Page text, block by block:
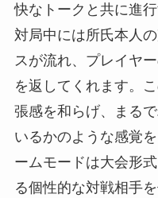
快なトークと共に進
対局中には所氏本人
スが流れ、プレイヤ
を返してくれます。
張感を和らげ、まる
いるかのような感覚
ームモードは大会形
る個性的な対戦相手